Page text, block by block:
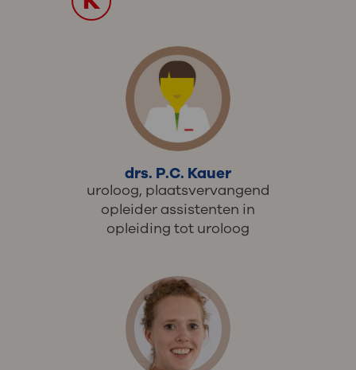
drs. P.C. Kauer
uroloog, plaatsvervangend
opleider assistenten in
opleiding tot uroloog